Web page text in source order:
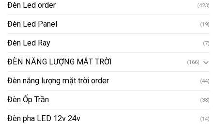
Đèn Led order (423)
Đèn Led Panel (19)
Đèn Led Ray (7)
ĐÈN NĂNG LƯỢNG MẶT TRỜI (166)
Đèn năng lượng mặt trời order (44)
Đèn Ốp Trần (38)
Đèn pha LED 12v 24v (14)